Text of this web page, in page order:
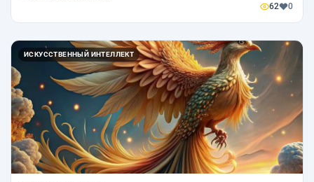
62 0
ИСКУССТВЕННЫЙ ИНТЕЛЛЕКТ